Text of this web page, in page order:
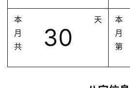
本
月
共
30
天
本
月
第